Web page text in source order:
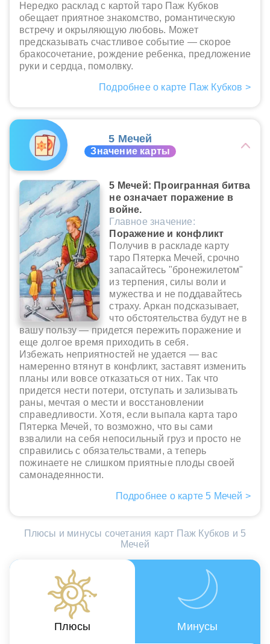
Нередко расклад с картой таро Паж Кубков
обещает приятное знакомство, романтическую
встречу и окрыляющую любовь. Может
предсказывать счастливое событие — скорое
бракосочетание, рождение ребенка, предложение
руки и сердца, помолвку.
Подробнее о карте Паж Кубков >
5 Мечей
Значение карты
5 Мечей: Проигранная битва
не означает поражение в
войне.
Главное значение:
Поражение и конфликт
Получив в раскладе карту
таро Пятерка Мечей, срочно
запасайтесь "бронежилетом"
из терпения, силы воли и
мужества и не поддавайтесь
страху. Аркан подсказывает,
что обстоятельства будут не в
вашу пользу — придется пережить поражение и
еще долгое время приходить в себя.
Избежать неприятностей не удается — вас
намеренно втянут в конфликт, заставят изменить
планы или вовсе отказаться от них. Так что
придется нести потери, отступать и зализывать
раны, мечтая о мести и восстановлении
справедливости. Хотя, если выпала карта таро
Пятерка Мечей, то возможно, что вы сами
взвалили на себя непосильный груз и просто не
справились с обязательствами, а теперь
пожинаете не слишком приятные плоды своей
самонадеянности.
Подробнее о карте 5 Мечей >
Плюсы и минусы сочетания карт Паж Кубков и 5
Мечей
Плюсы Минусы